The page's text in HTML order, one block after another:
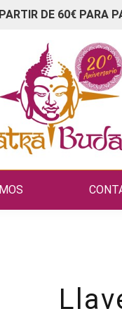
DE 60€ PARA